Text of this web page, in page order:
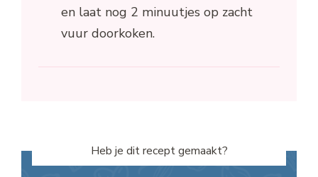
en laat nog 2 minuutjes op zacht
vuur doorkoken.
Heb je dit recept gemaakt?